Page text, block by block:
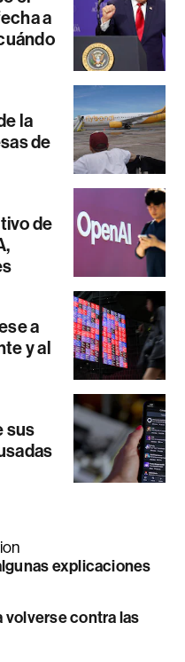
a
la
de
de
a
y al
sus
explicaciones
volverse contra las